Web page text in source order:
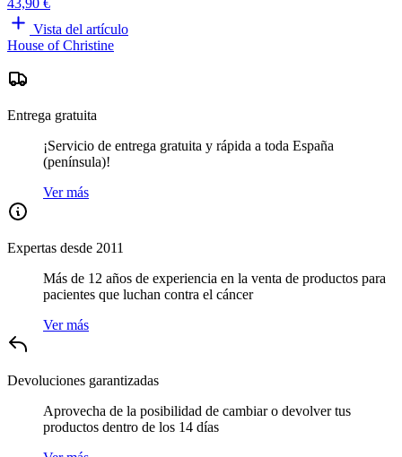
Vista del artículo
House of Christine
Entrega gratuita
¡Servicio de entrega gratuita y rápida a toda España
(península)!
Ver más
Expertas desde 2011
Más de 12 años de experiencia en la venta de productos para
pacientes que luchan contra el cáncer
Ver más
Devoluciones garantizadas
Aprovecha de la posibilidad de cambiar o devolver tus
productos dentro de los 14 días